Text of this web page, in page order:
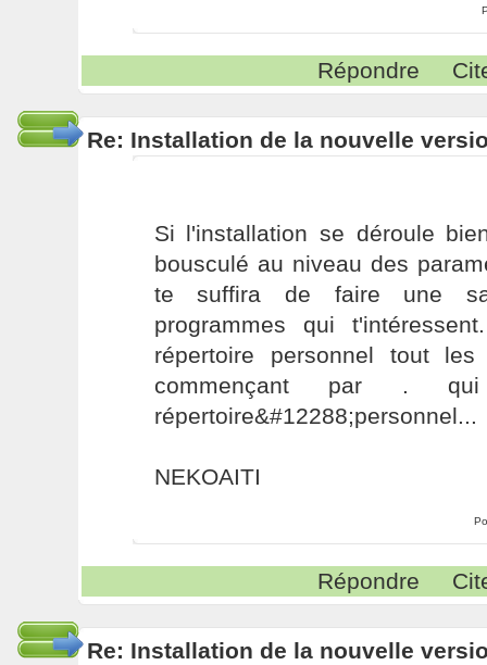
Répondre
Re: Installation de la nouvelle
Si l'installation se déroule
bousculé au niveau des
te suffira de faire une
programmes qui
répertoire personnel tout
commençant par .
répertoire&#12288;personnel...
NEKOAITI
Répondre
Re: Installation de la nouvelle